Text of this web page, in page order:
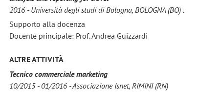
2016 - Università degli studi di Bologna, BOLOGNA (BO) .
Supporto alla docenza
Docente principale: Prof. Andrea Guizzardi
ALTRE ATTIVITÀ
Tecnico commerciale marketing
10/2015 - 01/2016 - Associazione Isnet, RIMINI (RN)